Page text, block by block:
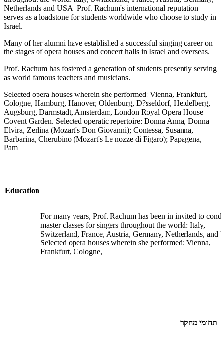
Netherlands and USA. Prof. Rachum's international reputation
serves as a loadstone for students worldwide who choose to study in
Israel.
Many of her alumni have established a successful singing career on
the stages of opera houses and concert halls in Israel and overseas.
Prof. Rachum has fostered a generation of students presently serving
as world famous teachers and musicians.
Selected opera houses wherein she performed: Vienna, Frankfurt,
Cologne, Hamburg, Hanover, Oldenburg, D?sseldorf, Heidelberg,
Augsburg, Darmstadt, Amsterdam, London Royal Opera House
Covent Garden. Selected operatic repertoire: Donna Anna, Donna
Elvira, Zerlina (Mozart's Don Giovanni); Contessa, Susanna,
Barbarina, Cherubino (Mozart's Le nozze di Figaro); Papagena,
Pam
Education
For many years, Prof. Rachum has been in invited to
master classes for singers throughout the world: Italy,
Switzerland, France, Austria, Germany, Netherlands,
Selected opera houses wherein she performed: Vienna,
Frankfurt, Cologne,
תחומי מחקר